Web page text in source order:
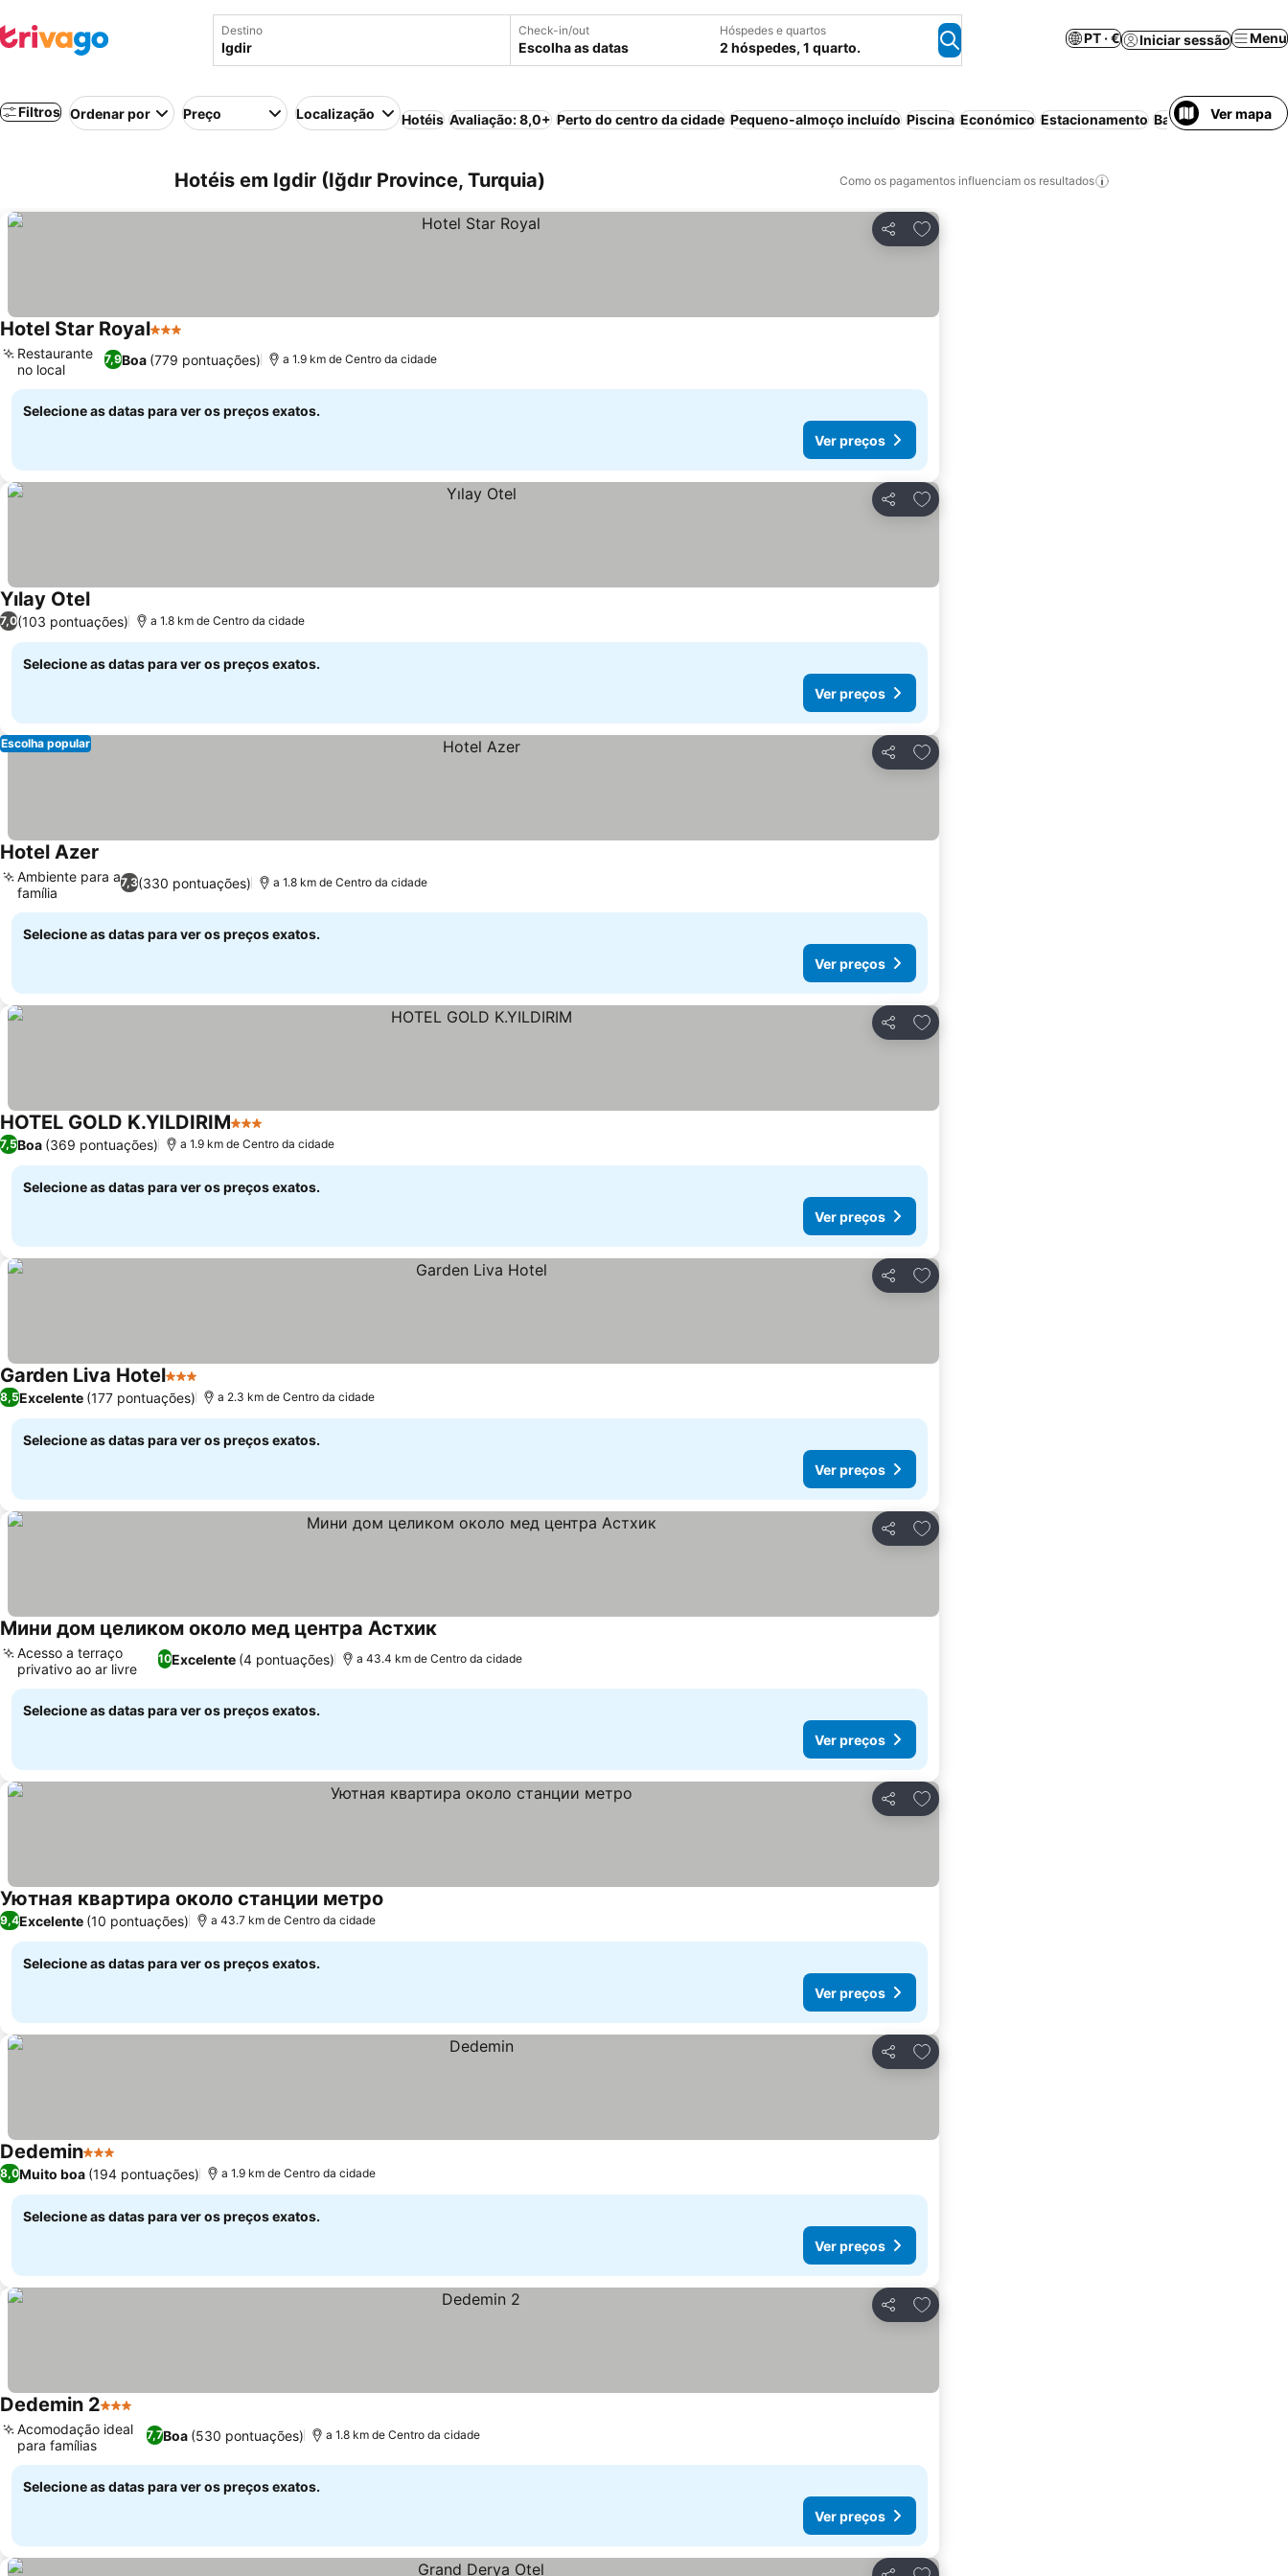
Destino Check-in/out
Escolha as datas
Hóspedes e quartos
2 hóspedes, 1 quarto.
PT · € Iniciar sessão Menu
Filtros Ordenar por Preço Localização Hotéis Avaliação: 8,0+ Perto do centro da cidade Pequeno-almoço incluído Piscina Económico Estacionamento Banheira deVer mapa
Hotéis em Igdir (Iğdır Province, Turquia) Como os pagamentos influenciam os resultados
Partilhar
Adicionar aos favoritos
Hotel Star Royal3 Estrelas
7,9Boa (779 pontuações)
Restaurante
no local
a 1.9 km de Centro da cidade
Selecione as datas para ver os preços exatos.
Ver preços
Partilhar
Adicionar aos favoritos
Yılay Otel
7,0(103 pontuações) a 1.8 km de Centro da cidade
Selecione as datas para ver os preços exatos.
Ver preços
Partilhar
Adicionar aos favoritos
Escolha popular
Hotel Azer
7,3(330 pontuações)
Ambiente para a
família
a 1.8 km de Centro da cidade
Selecione as datas para ver os preços exatos.
Ver preços
Partilhar
Adicionar aos favoritos
HOTEL GOLD K.YILDIRIM3 Estrelas
7,5Boa (369 pontuações) a 1.9 km de Centro da cidade
Selecione as datas para ver os preços exatos.
Ver preços
Partilhar
Adicionar aos favoritos
Garden Liva Hotel3 Estrelas
8,5Excelente (177 pontuações) a 2.3 km de Centro da cidade
Selecione as datas para ver os preços exatos.
Ver preços
Partilhar
Adicionar aos favoritos
Мини дом целиком около мед центра Астхик
10Excelente (4 pontuações)
Acesso a terraço
privativo ao ar livre
a 43.4 km de Centro da cidade
Selecione as datas para ver os preços exatos.
Ver preços
Partilhar
Adicionar aos favoritos
Уютная квартира около станции метро
9,4Excelente (10 pontuações) a 43.7 km de Centro da cidade
Selecione as datas para ver os preços exatos.
Ver preços
Partilhar
Adicionar aos favoritos
Dedemin3 Estrelas
8,0Muito boa (194 pontuações) a 1.9 km de Centro da cidade
Selecione as datas para ver os preços exatos.
Ver preços
Partilhar
Adicionar aos favoritos
Dedemin 23 Estrelas
7,7Boa (530 pontuações)
Acomodação ideal
para famílias
a 1.8 km de Centro da cidade
Selecione as datas para ver os preços exatos.
Ver preços
Adicionar aos favoritos